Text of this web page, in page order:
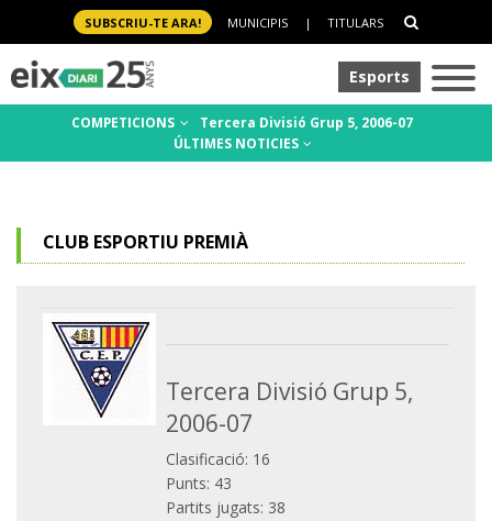
SUBSCRIU-TE ARA! MUNICIPIS | TITULARS
Esports
COMPETICIONS
Tercera Divisió Grup 5, 2006-07
ÚLTIMES NOTICIES
CLUB ESPORTIU PREMIÀ
Tercera Divisió Grup 5,
2006-07
Clasificació: 16
Punts: 43
Partits jugats: 38